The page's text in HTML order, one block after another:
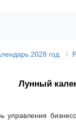
2028 год
Лунный
управления